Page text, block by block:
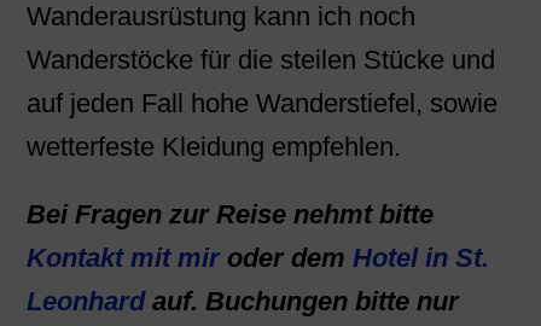
Wanderausrüstung kann ich noch
Wanderstöcke für die steilen Stücke und
auf jeden Fall hohe Wanderstiefel, sowie
wetterfeste Kleidung empfehlen.
Bei Fragen zur Reise nehmt bitte
Kontakt mit miroder dem Hotel in St.
Leonhardauf. Buchungen bitte nur